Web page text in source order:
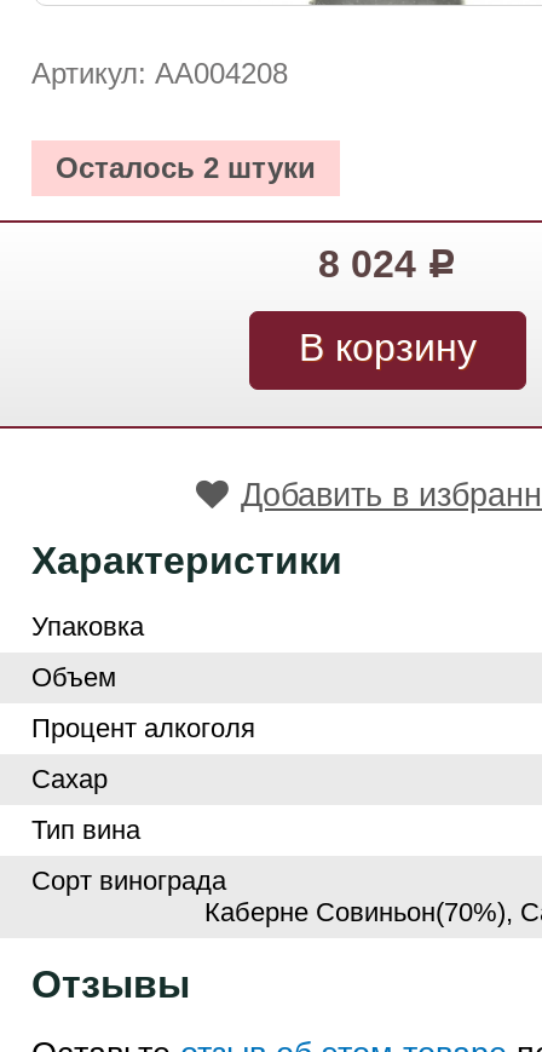
Артикул: АА004208
Осталось 2 штуки
8 024 Р
Добавить в
Характеристики
Упаковка
Объем
Процент алкоголя
Сахар
Тип вина
Сорт винограда
Каберне Совиньон(70%),
Отзывы